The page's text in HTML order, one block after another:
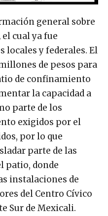
general sobre
el cual ya fue
locales y federales. El
de pesos para
de confinamiento
la capacidad a
parte de los
exigidos por el
por lo que
parte de las
patio, donde
instalaciones de
del Centro Cívico
Sur de Mexicali.